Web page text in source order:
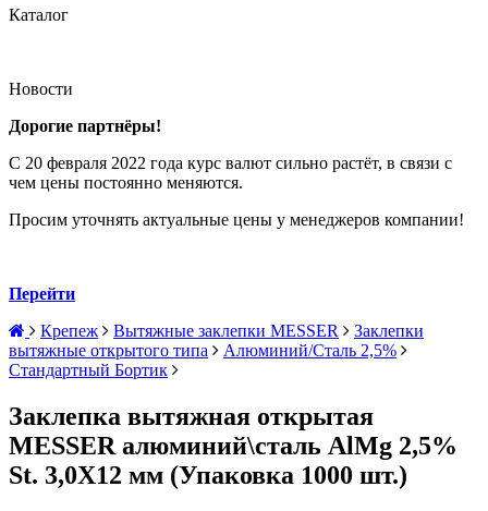
Каталог
Новости
Дорогие партнёры!
С 20 февраля 2022 года курс валют сильно растёт, в связи с
чем цены постоянно меняются.
Просим уточнять актуальные цены у менеджеров компании!
Перейти
Крепеж
Вытяжные заклепки MESSER
Заклепки
вытяжные открытого типа
Алюминий/Сталь 2,5%
Стандартный Бортик
Заклепка вытяжная открытая
MESSER алюминий\сталь AlMg 2,5%
St. 3,0X12 мм (Упаковка 1000 шт.)